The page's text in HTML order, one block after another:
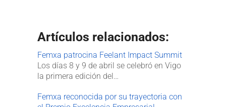
Artículos relacionados:
Femxa patrocina Feelant Impact Summit
Los días 8 y 9 de abril se celebró en Vigo
la primera edición del…
Femxa reconocida por su trayectoria con